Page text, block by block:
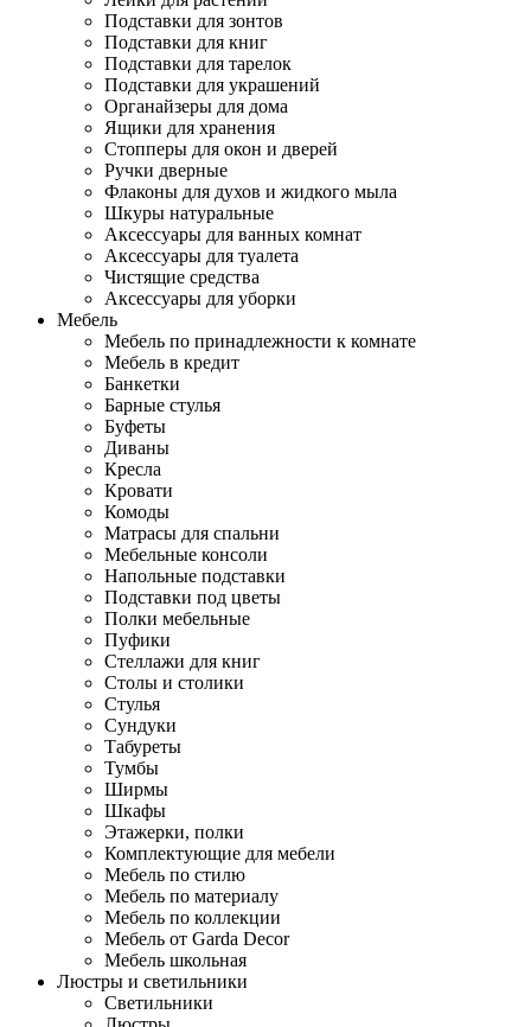
Подставки для зонтов
Подставки для книг
Подставки для тарелок
Подставки для украшений
Органайзеры для дома
Ящики для хранения
Стопперы для окон и дверей
Ручки дверные
Флаконы для духов и жидкого мыла
Шкуры натуральные
Аксессуары для ванных комнат
Аксессуары для туалета
Чистящие средства
Аксессуары для уборки
Мебель
Мебель по принадлежности к комнате
Мебель в кредит
Банкетки
Барные стулья
Буфеты
Диваны
Кресла
Кровати
Комоды
Матрасы для спальни
Мебельные консоли
Напольные подставки
Подставки под цветы
Полки мебельные
Пуфики
Стеллажи для книг
Столы и столики
Стулья
Сундуки
Табуреты
Тумбы
Ширмы
Шкафы
Этажерки, полки
Комплектующие для мебели
Мебель по стилю
Мебель по материалу
Мебель по коллекции
Мебель от Garda Decor
Мебель школьная
Люстры и светильники
Светильники